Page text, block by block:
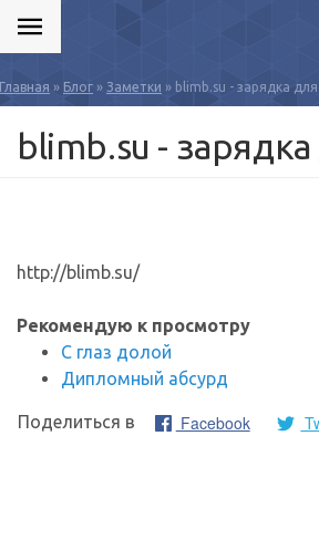
Главная » Блог » Заметки » blimb.su - зарядка для
blimb.su - зарядка
http://blimb.su/
Рекомендую к просмотру
С глаз долой
Дипломный абсурд
Поделиться в Facebook